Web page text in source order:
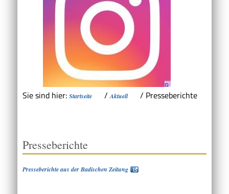
Sie sind hier: Startseite /Aktuell / Presseberichte
Presseberichte
Presseberichte aus der Badischen Zeitung